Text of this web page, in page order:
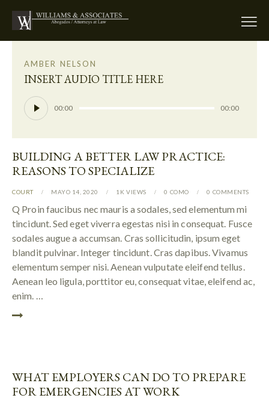
AMBER NELSON
INSERT AUDIO TITLE HERE
Reproductor
de
00:00 00:00
BUILDING A BETTER LAW PRACTICE:
REASONS TO SPECIALIZE
COURT MAYO 14, 2020 1K VIEWS 0 COMO 0 COMMENTS
Q Proin faucibus nec mauris a sodales, sed elementum mi
tincidunt. Sed eget viverra egestas nisi in consequat. Fusce
sodales augue a accumsan. Cras sollicitudin, ipsum eget
blandit pulvinar. Integer tincidunt. Cras dapibus. Vivamus
elementum semper nisi. Aenean vulputate eleifend tellus.
Aenean leo ligula, porttitor eu, consequat vitae, eleifend ac,
enim. …
WHAT EMPLOYERS CAN DO TO PREPARE
FOR EMERGENCIES AT WORK